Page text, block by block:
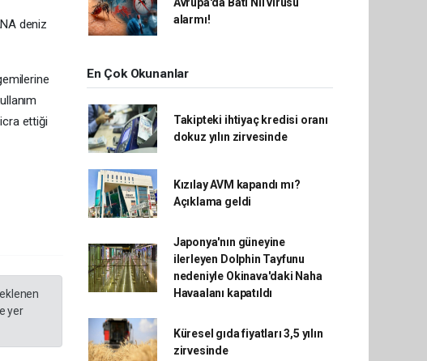
deniz
ettiği
yer
alarmı!
En Çok Okunanlar
Takipteki ihtiyaç kredisi oranı
dokuz yılın zirvesinde
Kızılay AVM kapandı mı?
Açıklama geldi
Japonya'nın güneyine
ilerleyen Dolphin Tayfunu
nedeniyle Okinava'daki Naha
Havaalanı kapatıldı
Küresel gıda fiyatları 3,5 yılın
zirvesinde